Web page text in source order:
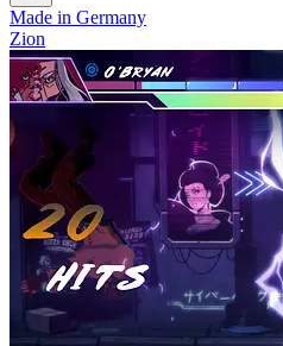
Made in Germany
Zion